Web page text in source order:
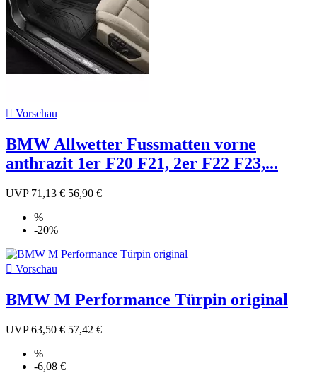
 Vorschau
BMW Allwetter Fussmatten vorne
anthrazit 1er F20 F21, 2er F22 F23,...
UVP 71,13 € 56,90 €
%
-20%
 Vorschau
BMW M Performance Türpin original
UVP 63,50 € 57,42 €
%
-6,08 €